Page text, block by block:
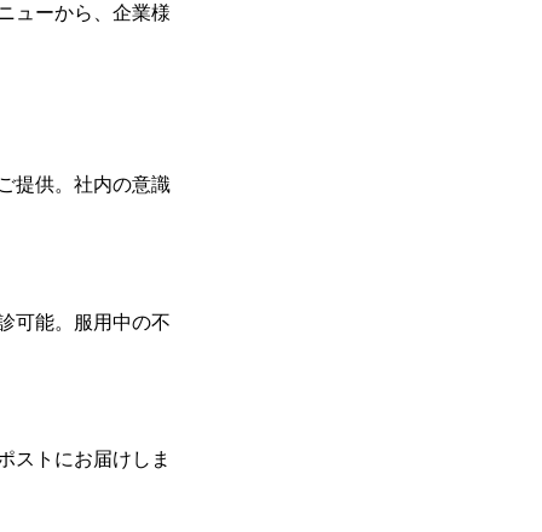
ューから、企業様
提供。社内の意識
可能。服用中の不
ストにお届けしま